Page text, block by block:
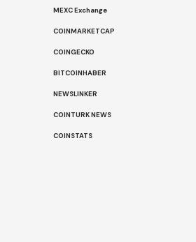
MEXC Exchange
COINMARKETCAP
COINGECKO
BITCOINHABER
NEWSLINKER
COINTURK NEWS
COINSTATS